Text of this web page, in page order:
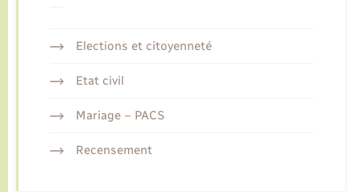
Elections et citoyenneté
Etat civil
Mariage – PACS
Recensement